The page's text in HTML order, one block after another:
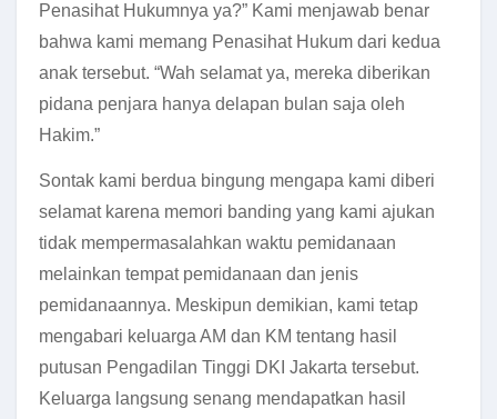
Penasihat Hukumnya ya?” Kami menjawab benar
bahwa kami memang Penasihat Hukum dari kedua
anak tersebut. “Wah selamat ya, mereka diberikan
pidana penjara hanya delapan bulan saja oleh
Hakim.”
Sontak kami berdua bingung mengapa kami diberi
selamat karena memori banding yang kami ajukan
tidak mempermasalahkan waktu pemidanaan
melainkan tempat pemidanaan dan jenis
pemidanaannya. Meskipun demikian, kami tetap
mengabari keluarga AM dan KM tentang hasil
putusan Pengadilan Tinggi DKI Jakarta tersebut.
Keluarga langsung senang mendapatkan hasil